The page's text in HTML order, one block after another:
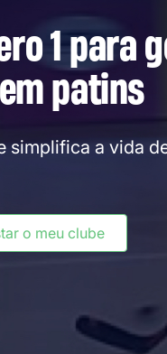
1 para
patins
simplifica a vida
o meu clube